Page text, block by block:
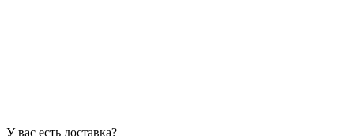
У вас есть доставка?